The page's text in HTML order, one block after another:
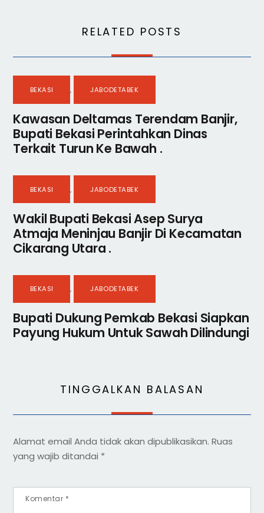
RELATED POSTS
BEKASI , JABODETABEK
Kawasan Deltamas Terendam Banjir,
Bupati Bekasi Perintahkan Dinas
Terkait Turun Ke Bawah .
BEKASI , JABODETABEK
Wakil Bupati Bekasi Asep Surya
Atmaja Meninjau Banjir Di Kecamatan
Cikarang Utara .
BEKASI , JABODETABEK
Bupati Dukung Pemkab Bekasi Siapkan
Payung Hukum Untuk Sawah Dilindungi
TINGGALKAN BALASAN
Alamat email Anda tidak akan dipublikasikan. Ruas
yang wajib ditandai *
Komentar *